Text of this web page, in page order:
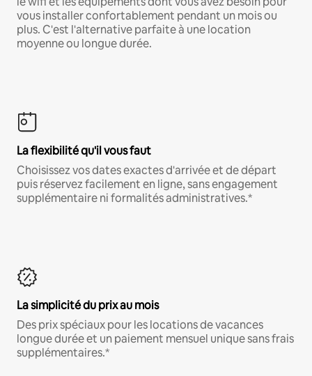
vous installer confortablement pendant un mois ou
plus. C'est l'alternative parfaite à une location
moyenne ou longue durée.
La flexibilité qu'il vous faut
Choisissez vos dates exactes d'arrivée et de départ
puis réservez facilement en ligne, sans engagement
supplémentaire ni formalités administratives.*
La simplicité du prix au mois
Des prix spéciaux pour les locations de vacances
longue durée et un paiement mensuel unique sans frais
supplémentaires.*